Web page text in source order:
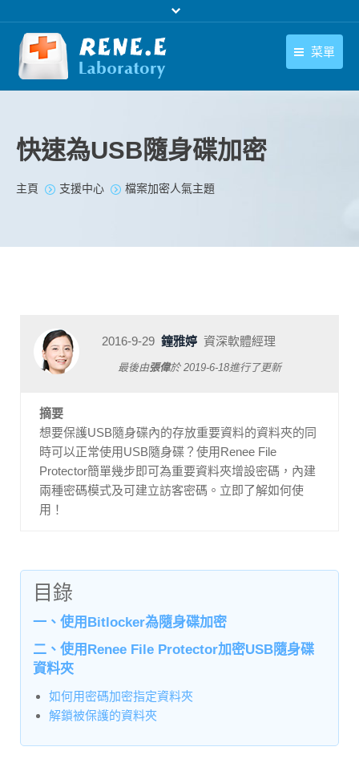
菜單
下載中心
快速為USB隨身碟加密
您在此处：
主頁 支援中心 檔案加密人氣主題
2016-9-29 鐘雅婷 資深軟體經理
最後由張偉於2019-6-18進行了更新
摘要
想要保護USB隨身碟內的存放重要資料的資料夾的同
時可以正常使用USB隨身碟？使用Renee File
Protector簡單幾步即可為重要資料夾增設密碼，內建
兩種密碼模式及可建立訪客密碼。立即了解如何使
用！
目錄
一、使用Bitlocker為隨身碟加密
二、使用Renee File Protector加密USB隨身碟
資料夾
如何用密碼加密指定資料夾
解鎖被保護的資料夾